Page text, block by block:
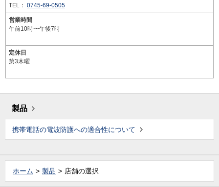
TEL： 0745-69-0505
営業時間
午前10時〜午後7時
定休日
第3木曜
製品
携帯電話の電波防護への適合性について
ホーム 製品 店舗の選択